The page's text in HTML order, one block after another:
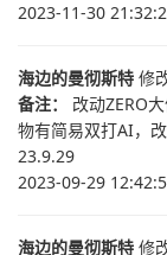
2023-11-30
海边的曼彻斯特 修
备注： 改动ZERO
物有简易双打AI，
23.9.29
2023-09-29
海边的曼彻斯特 修